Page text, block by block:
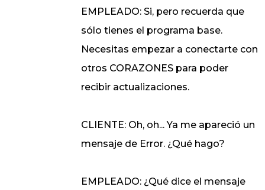
EMPLEADO: Si, pero recuerda que
sólo tienes el programa base.
Necesitas empezar a conectarte con
otros CORAZONES para poder
recibir actualizaciones.
CLIENTE: Oh, oh... Ya me apareció un
mensaje de Error. ¿Qué hago?
EMPLEADO: ¿Qué dice el mensaje